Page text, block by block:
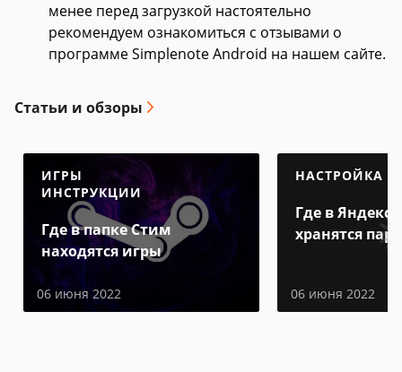
менее перед загрузкой настоятельно
рекомендуем ознакомиться с отзывами о
программе Simplenote Android на нашем сайте.
Статьи и обзоры
ИГРЫ
ИНСТРУКЦИИ
Где в папке Стим
находятся игры
06 июня 2022
НАСТРОЙКА
Где в Яндекс
хранятся
06 июня 2022